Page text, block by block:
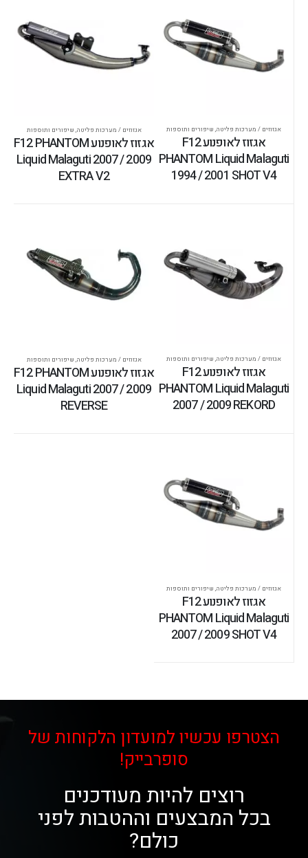
אגזוזים / מערכות פליטה, שיפורים ותוספות
אגזוז לאופנוע F12
PHANTOM Liquid Malaguti
1994 / 2001 SHOT V4
אגזוזים / מערכות פליטה, שיפורים ותוספות
אגזוז לאופנוע F12 PHANTOM
Liquid Malaguti 2007 / 2009
EXTRA V2
אגזוזים / מערכות פליטה, שיפורים ותוספות
אגזוז לאופנוע F12
PHANTOM Liquid Malaguti
2007 / 2009 REKORD
אגזוזים / מערכות פליטה, שיפורים ותוספות
אגזוז לאופנוע F12 PHANTOM
Liquid Malaguti 2007 / 2009
REVERSE
אגזוזים / מערכות פליטה, שיפורים ותוספות
אגזוז לאופנוע F12
PHANTOM Liquid Malaguti
2007 / 2009 SHOT V4
הצטרפו עכשיו למועדון הלקוחות של
סופרבייק!
רוצים להיות מעודכנים
בכל המבצעים וההטבות לפני
כולם?